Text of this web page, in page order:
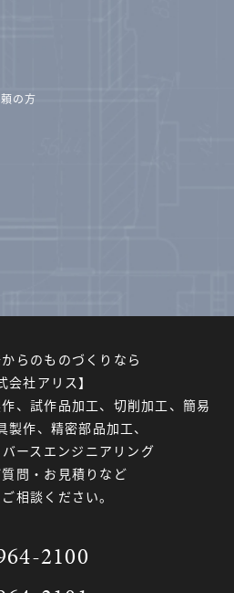
の方
らのものづくりなら
会社アリス】
、試作品加工、切削加工、簡易
製作、精密部品加工、
ースエンジニアリング
問・お見積りなど
相談ください。
2100